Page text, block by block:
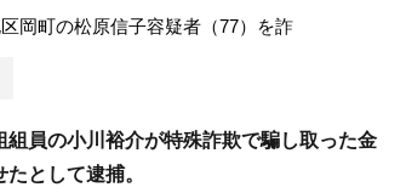
岡町の松原信子容疑者（77）を詐
組員の小川裕介が特殊詐欺で騙し取った金
として逮捕。